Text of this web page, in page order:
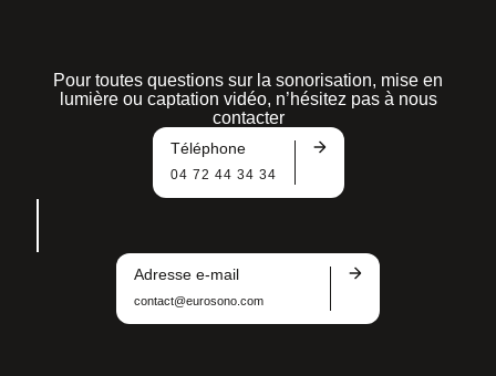
Pour toutes questions sur la sonorisation, mise en
lumière ou captation vidéo, n’hésitez pas à nous
contacter
Téléphone
04 72 44 34 34
Adresse e-mail
contact@eurosono.com